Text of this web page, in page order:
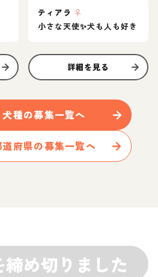
ティアラ ♀
小さな天使✨️犬も人も好き
詳細を見る
犬種の募集一覧へ
府県の募集一覧へ
締め切りました